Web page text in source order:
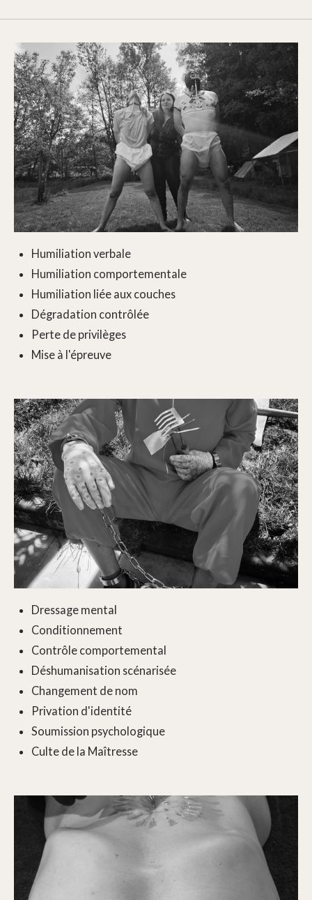
Humiliation verbale
Humiliation comportementale
Humiliation liée aux couches
Dégradation contrôlée
Perte de privilèges
Mise à l'épreuve
Dressage mental
Conditionnement
Contrôle comportemental
Déshumanisation scénarisée
Changement de nom
Privation d'identité
Soumission psychologique
Culte de la Maîtresse